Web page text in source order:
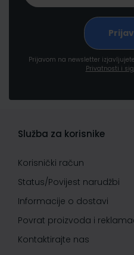
Prijavom na newsletter
Privatnosti i
Služba za korisnike
Korisnički račun
Status/Povijest narudžbi
Informacije o dostavi
Povrat proizvoda i
Kontaktirajte nas